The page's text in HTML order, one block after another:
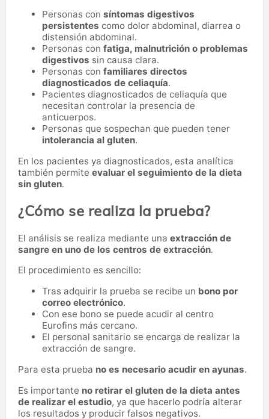
Personas con síntomas digestivos
persistentes como dolor abdominal, diarrea o
distensión abdominal.
Personas con fatiga, malnutrición o problemas
digestivos sin causa clara.
Personas con familiares directos
diagnosticados de celiaquía.
Pacientes diagnosticados de celiaquía que
necesitan controlar la presencia de
anticuerpos.
Personas que sospechan que pueden tener
intolerancia al gluten.
En los pacientes ya diagnosticados, esta analítica
también permite evaluar el seguimiento de la dieta
sin gluten.
¿Cómo se realiza la prueba?
El análisis se realiza mediante una extracción de
sangre en uno de los centros de extracción.
El procedimiento es sencillo:
Tras adquirir la prueba se recibe un bono por
correo electrónico.
Con ese bono se puede acudir al centro
Eurofins más cercano.
El personal sanitario se encarga de realizar la
extracción de sangre.
Para esta prueba no es necesario acudir en ayunas.
Es importante no retirar el gluten de la dieta antes
de realizar el estudio, ya que hacerlo podría alterar
los resultados y producir falsos negativos.